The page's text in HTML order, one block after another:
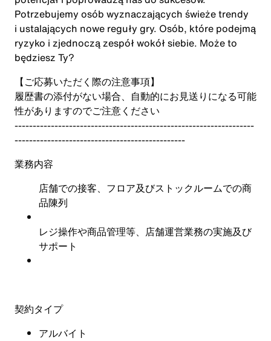
Potrzebujemy osób wyznaczających świeże trendy
i ustalających nowe reguły gry. Osób, które podejmą
ryzyko i zjednoczą zespół wokół siebie. Może to
będziesz Ty?
【ご応募いただく際の注意事項】
履歴書の添付がない場合、自動的にお見送りになる可能
性がありますのでご注意ください
------------------------------------------------------------------
-----------------------------------------------
業務内容
店舗での接客、フロア及びストックルームでの商
品陳列
レジ操作や商品管理等、店舗運営業務の実施及び
サポート
契約タイプ
アルバイト